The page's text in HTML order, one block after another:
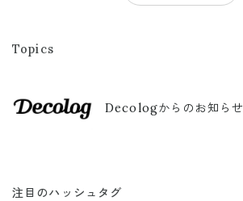
Topics
Decologからのお知らせ
注目のハッシュタグ